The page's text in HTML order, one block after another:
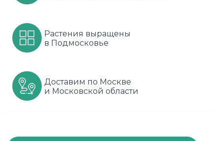
Черемуховое дерева
Черешни
Шарафуга
Шелковица
Рябина красная
Рябина черноплодная
Смородина
Сортовые
Розовые розы
Розы фиолетовые
Сиреневые
Спрей
Растения выращены
в Подмосковье
Доставим по Москве
и Московской области